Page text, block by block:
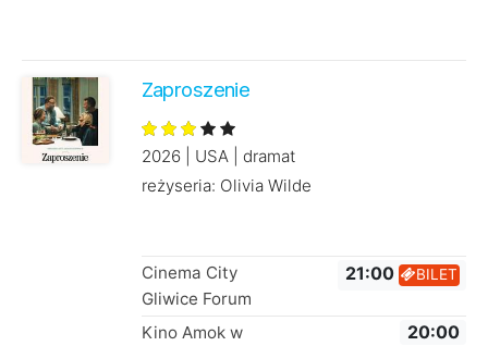
Zaproszenie
2026 | USA | dramat
reżyseria: Olivia Wilde
Cinema City
Gliwice Forum
21:00 BILET
Kino Amok w
20:00